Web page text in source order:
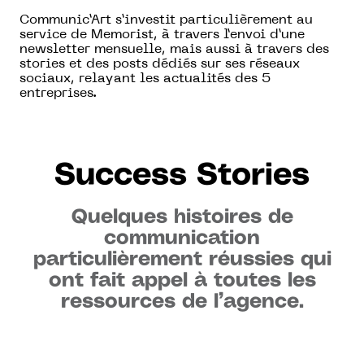
Communic’Art s’investit particulièrement au
service de Memorist, à travers l’envoi d’une
newsletter mensuelle, mais aussi à travers des
stories et des posts dédiés sur ses réseaux
sociaux, relayant les actualités des 5
entreprises.
Success Stories
Quelques histoires de
communication
particulièrement réussies qui
ont fait appel à toutes les
ressources de l’agence.